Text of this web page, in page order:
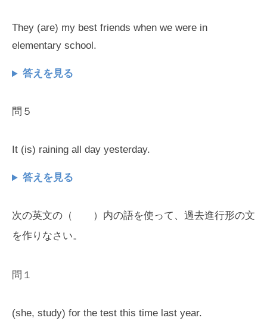
They (are) my best friends when we were in
elementary school.
答えを見る
問５
It (is) raining all day yesterday.
答えを見る
次の英文の（ ）内の語を使って、過去進行形の文
を作りなさい。
問１
(she, study) for the test this time last year.